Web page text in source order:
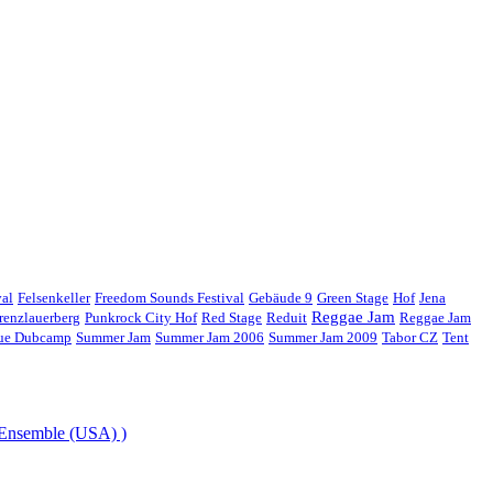
Felsenkeller Freedom Sounds Festival Gebäude 9 Green Stage Hof Jena
Punkrock City Hof Red Stage Reduit Reggae Jam Reggae Jam
Dubcamp Summer Jam Summer Jam 2006 Summer Jam 2009 Tabor CZ Tent
(USA) )